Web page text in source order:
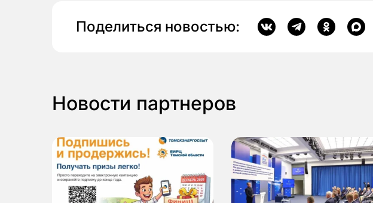
Поделиться новостью:
Новости партнеров